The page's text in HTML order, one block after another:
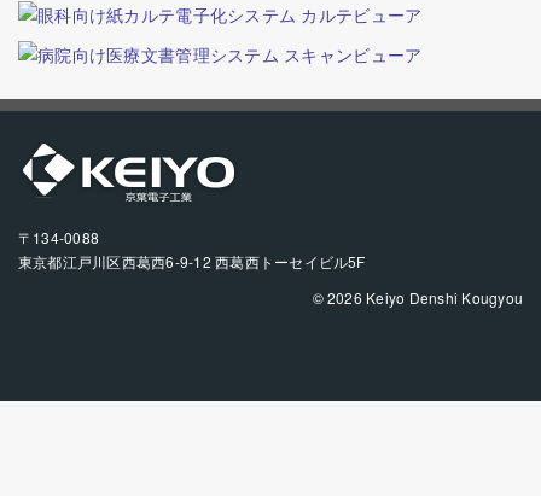
〒134-0088
東京都江戸川区西葛西6-9-12 西葛西トーセイビル5F
© 2026 Keiyo Denshi Kougyou